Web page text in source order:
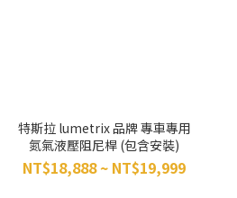
特斯拉 lumetrix 品牌 專車專用
氮氣液壓阻尼桿 (包含安裝)
NT$18,888 ~ NT$19,999